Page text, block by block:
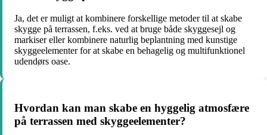
Ja, det er muligt at kombinere forskellige metoder til at skabe
skygge på terrassen, f.eks. ved at bruge både skyggesejl og
markiser eller kombinere naturlig beplantning med kunstige
skyggeelementer for at skabe en behagelig og multifunktionel
udendørs oase.
Hvordan kan man skabe en hyggelig atmosfære
på terrassen med skyggeelementer?